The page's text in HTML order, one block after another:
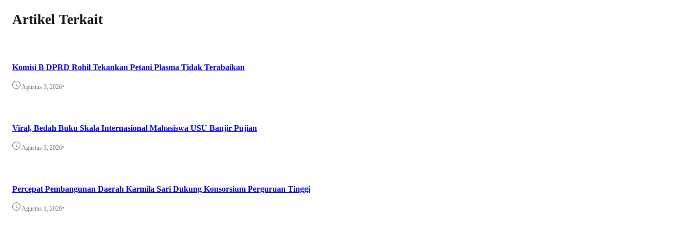
Artikel Terkait
Komisi B DPRD Rohil Tekankan Petani Plasma Tidak Terabaikan
Agustus 3, 2026•
Viral, Bedah Buku Skala Internasional Mahasiswa USU Banjir Pujian
Agustus 3, 2026•
Percepat Pembangunan Daerah Karmila Sari Dukung Konsorsium Perguruan Tinggi
Agustus 1, 2026•